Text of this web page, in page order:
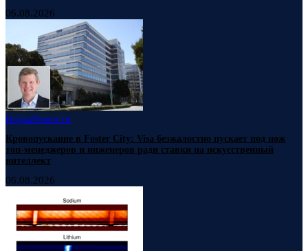
06.08.2026
НаукаНовости
Кровопускание в Foster City: Visa безжалостно пускает под нож
топ-менеджеров и инженеров ради ставки на искусственный
интеллект
06.08.2026